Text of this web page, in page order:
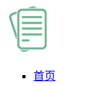
首页